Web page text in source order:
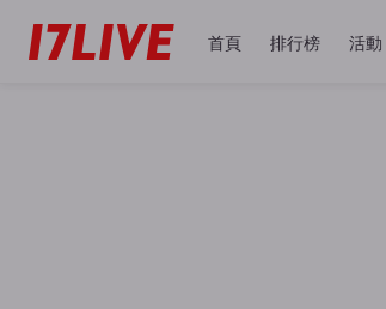
首頁 排行榜 活動